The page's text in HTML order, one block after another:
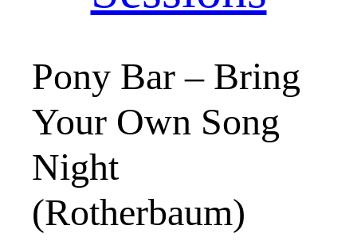
Pony Bar – Bring
Your Own Song
Night
(Rotherbaum)